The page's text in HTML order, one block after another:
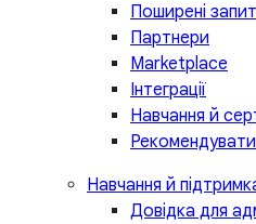
Поширені
Партнери
Marketplace
Інтеграції
Навчання й
Навчання й
Довідка для